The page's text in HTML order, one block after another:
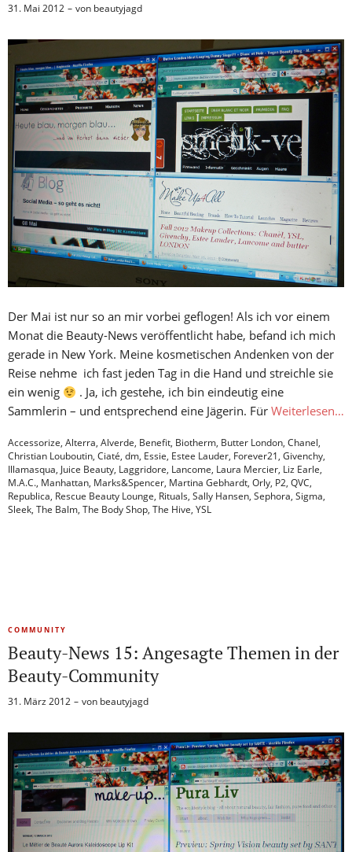
31. Mai 2012 von beautyjagd
Der Mai ist nur so an mir vorbei geflogen! Als ich vor einem
Monat die Beauty-News veröffentlicht habe, befand ich mich
gerade in New York. Meine kosmetischen Andenken von der
Reise nehme ich fast jeden Tag in die Hand und streichle sie
ein wenig
. Ja, ich gestehe, ich bin eindeutig eine
Sammlerin – und entsprechend eine Jägerin. Für Weiterlesen…
Accessorize, Alterra, Alverde, Benefit, Biotherm, Butter London, Chanel,
Christian Louboutin, Ciaté, dm, Essie, Estee Lauder, Forever21, Givenchy,
Illamasqua, Juice Beauty, Laggridore, Lancome, Laura Mercier, Liz Earle,
M.A.C., Manhattan, Marks&Spencer, Martina Gebhardt, Orly, P2, QVC,
Republica, Rescue Beauty Lounge, Rituals, Sally Hansen, Sephora, Sigma,
Sleek, The Balm, The Body Shop, The Hive, YSL
COMMUNITY
Beauty-News 15: Angesagte Themen in der
Beauty-Community
31. März 2012 von beautyjagd